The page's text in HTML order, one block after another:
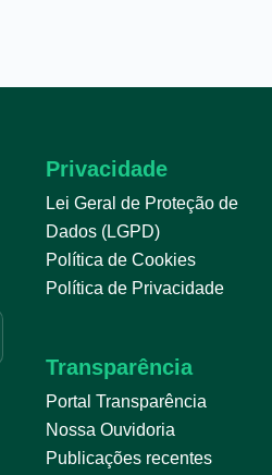
Privacidade
Lei Geral de Proteção de
Dados (LGPD)
Política de Cookies
Política de Privacidade
Transparência
Portal Transparência
Nossa Ouvidoria
Publicações recentes